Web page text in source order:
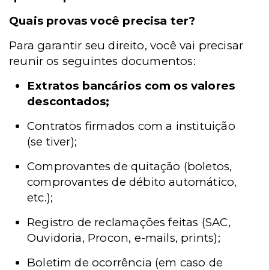
Quais provas você precisa ter?
Para garantir seu direito, você vai precisar
reunir os seguintes documentos:
Extratos bancários com os valores
descontados;
Contratos firmados com a instituição
(se tiver);
Comprovantes de quitação (boletos,
comprovantes de débito automático,
etc.);
Registro de reclamações feitas (SAC,
Ouvidoria, Procon, e-mails, prints);
Boletim de ocorrência (em caso de